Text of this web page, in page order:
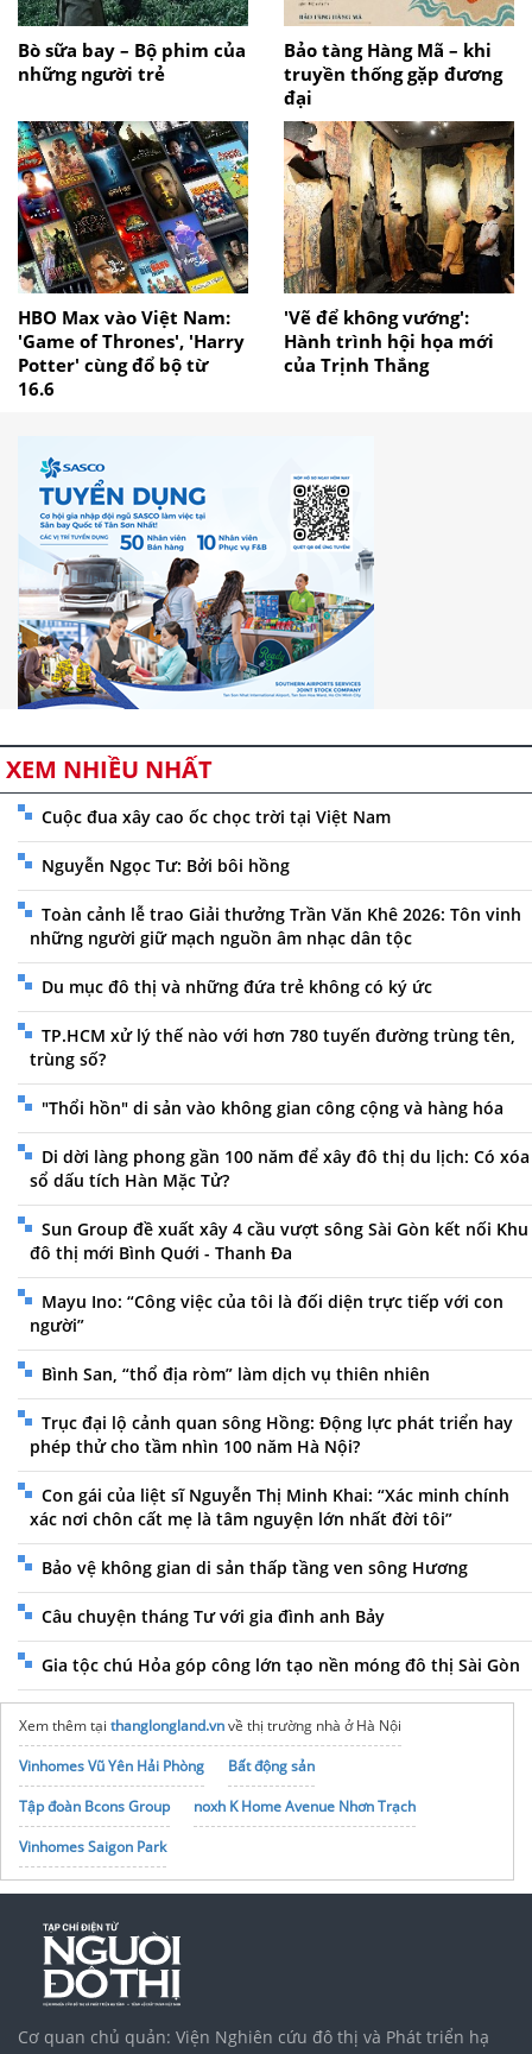
Bò sữa bay – Bộ phim của
những người trẻ
Bảo tàng Hàng Mã – khi
truyền thống gặp đương
đại
HBO Max vào Việt Nam:
'Game of Thrones', 'Harry
Potter' cùng đổ bộ từ
16.6
'Vẽ để không vướng':
Hành trình hội họa mới
của Trịnh Thắng
XEM NHIỀU NHẤT
Cuộc đua xây cao ốc chọc trời tại Việt Nam
Nguyễn Ngọc Tư: Bởi bôi hồng
Toàn cảnh lễ trao Giải thưởng Trần Văn Khê 2026: Tôn vinh
những người giữ mạch nguồn âm nhạc dân tộc
Du mục đô thị và những đứa trẻ không có ký ức
TP.HCM xử lý thế nào với hơn 780 tuyến đường trùng tên,
trùng số?
"Thổi hồn" di sản vào không gian công cộng và hàng hóa
Di dời làng phong gần 100 năm để xây đô thị du lịch: Có xóa
sổ dấu tích Hàn Mặc Tử?
Sun Group đề xuất xây 4 cầu vượt sông Sài Gòn kết nối Khu
đô thị mới Bình Quới - Thanh Đa
Mayu Ino: “Công việc của tôi là đối diện trực tiếp với con
người”
Bình San, “thổ địa ròm” làm dịch vụ thiên nhiên
Trục đại lộ cảnh quan sông Hồng: Động lực phát triển hay
phép thử cho tầm nhìn 100 năm Hà Nội?
Con gái của liệt sĩ Nguyễn Thị Minh Khai: “Xác minh chính
xác nơi chôn cất mẹ là tâm nguyện lớn nhất đời tôi”
Bảo vệ không gian di sản thấp tầng ven sông Hương
Câu chuyện tháng Tư với gia đình anh Bảy
Gia tộc chú Hỏa góp công lớn tạo nền móng đô thị Sài Gòn
Xem thêm tại thanglongland.vnvề thị trường nhà ở Hà Nội
Vinhomes Vũ Yên Hải Phòng
Bất động sản
Tập đoàn Bcons Group
noxh K Home Avenue Nhơn Trạch
Vinhomes Saigon Park
Cơ quan chủ quản: Viện Nghiên cứu đô thị và Phát triển hạ